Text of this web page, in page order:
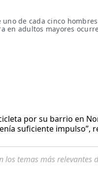
de cada cinco
en adultos mayores
por su barrio en
suficiente impulso”,
los temas más